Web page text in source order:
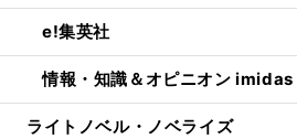
e!集英社
情報・知識＆オピニオン imidas
ライトノベル・ノベライズ